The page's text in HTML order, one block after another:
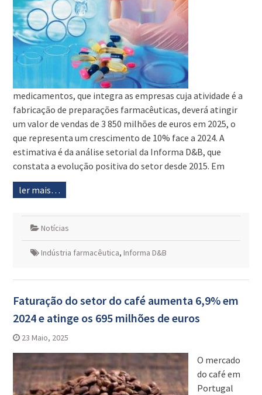
medicamentos, que integra as empresas cuja atividade é a
fabricação de preparações farmacêuticas, deverá atingir
um valor de vendas de 3 850 milhões de euros em 2025, o
que representa um crescimento de 10% face a 2024. A
estimativa é da análise setorial da Informa D&B, que
constata a evolução positiva do setor desde 2015. Em
ler mais…
Notícias
Indústria farmacêutica, Informa D&B
Faturação do setor do café aumenta 6,9% em
2024 e atinge os 695 milhões de euros
23 Maio, 2025
O mercado
do café em
Portugal